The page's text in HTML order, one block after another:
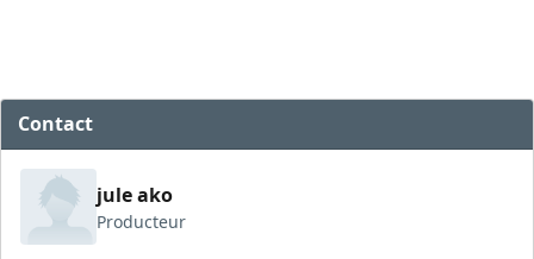
Contact
jule ako
Producteur